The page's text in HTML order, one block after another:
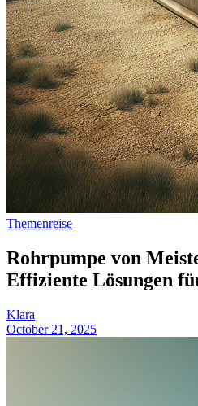
Themenreise
Rohrpumpe von
Effiziente Lösungen
Klara
October 21, 2025